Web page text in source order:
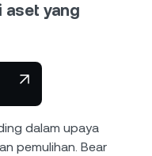
aset yang
dalam upaya
pemulihan. Bear